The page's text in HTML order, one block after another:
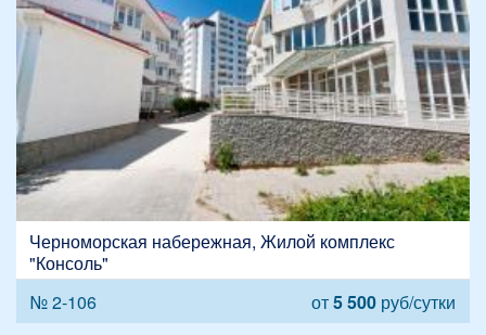
Черноморская набережная, Жилой комплекс
"Консоль"
№ 2-106
от5 500 руб/сутки